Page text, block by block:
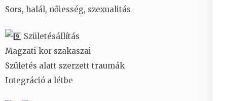
Sors, halál, nőiesség, szexualitás
Születésállítás
Magzati kor szakaszai
Születés alatt szerzett traumák
Integráció a létbe